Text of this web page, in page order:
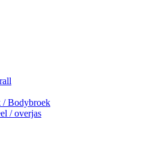
/ Bodybroek
/ overjas